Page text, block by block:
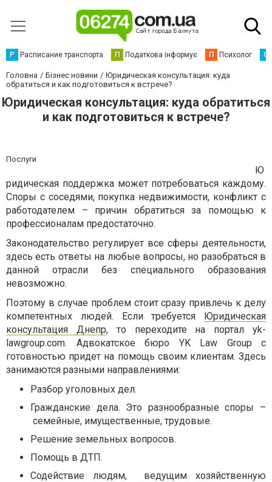
Р Расписание транспорта П Податкова інформує П Психолог С
Головна Бізнес новини
Юридическая консультация: куда
обратиться и как подготовиться к встрече?
Юридическая консультация: куда обратиться
и как подготовиться к встрече?
Послуги
Ю
ридическая поддержка может потребоваться каждому.
Споры с соседями, покупка недвижимости, конфликт с
работодателем – причин обратиться за помощью к
профессионалам предостаточно.
Законодательство регулирует все сферы деятельности,
здесь есть ответы на любые вопросы, но разобраться в
данной отрасли без специального образования
невозможно.
Поэтому в случае проблем стоит сразу привлечь к делу
компетентных людей. Если требуется Юридическая
консультация Днепр, то переходите на портал yk-
lawgroup.com. Адвокатское бюро YK Law Group с
готовностью придет на помощь своим клиентам. Здесь
занимаются разными направлениями:
Разбор уголовных дел.
Гражданские дела. Это разнообразные споры –
семейные, имущественные, трудовые.
Решение земельных вопросов.
Помощь в ДТП.
Содействие людям, ведущим хозяйственную